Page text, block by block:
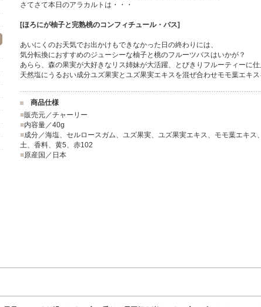
さてさて本日のアラカルトは・・・
[ほろにが柚子と完熟桃のコンフィチュール・バス]
あいにくのお天気でお出かけもできなかった日の終わりには、
気分転換におすすめのジューシーな柚子と桃のフルーツバスはいかが？
あらら、森の果実が大好きなリス姉妹が大活躍、とびきりフルーティーに仕
天然塩にうるおい成分ユズ果実とユズ果実エキスを混ぜ合わせモモ葉エキス
商品仕様
■販売元／チャーリー
■内容量／40g
■成分／海塩、セルロースガム、ユズ果実、ユズ果実エキス、モモ葉エキス
土、香料、黄5、赤102
■原産国／日本